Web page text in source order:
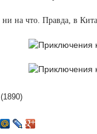
на что. Правда, в